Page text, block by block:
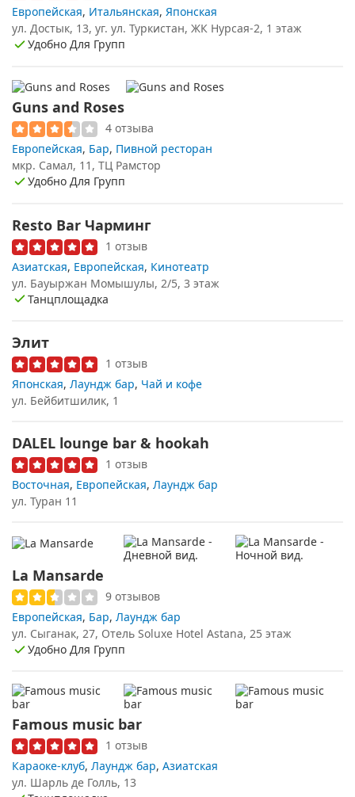
Европейская, Итальянская, Японская
ул. Достык, 13, уг. ул. Туркистан, ЖК Нурсая-2, 1 этаж
Удобно Для Групп
Guns and Roses
4 отзыва
Европейская, Бар, Пивной ресторан
мкр. Самал, 11, ТЦ Рамстор
Удобно Для Групп
Resto Bar Чарминг
1 отзыв
Азиатская, Европейская, Кинотеатр
ул. Бауыржан Момышулы, 2/5, 3 этаж
Танцплощадка
Элит
1 отзыв
Японская, Лаундж бар, Чай и кофе
ул. Бейбитшилик, 1
DALEL lounge bar & hookah
1 отзыв
Восточная, Европейская, Лаундж бар
ул. Туран 11
La Mansarde
9 отзывов
Европейская, Бар, Лаундж бар
ул. Сыганак, 27, Отель Soluxe Hotel Astana, 25 этаж
Удобно Для Групп
Famous music bar
1 отзыв
Караоке-клуб, Лаундж бар, Азиатская
ул. Шарль де Голль, 13